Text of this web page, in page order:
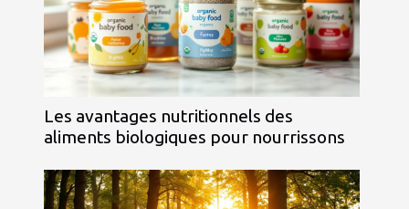
Les avantages nutritionnels des
aliments biologiques pour nourrissons